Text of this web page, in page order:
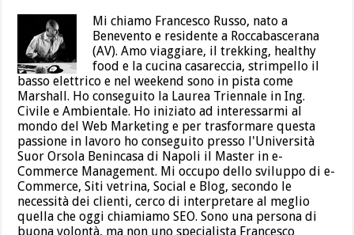
Mi chiamo Francesco Russo, nato a
Benevento e residente a Roccabascerana
(AV). Amo viaggiare, il trekking, healthy
food e la cucina casareccia, strimpello il
basso elettrico e nel weekend sono in pista come
Marshall. Ho conseguito la Laurea Triennale in Ing.
Civile e Ambientale. Ho iniziato ad interessarmi al
mondo del Web Marketing e per trasformare questa
passione in lavoro ho conseguito presso l'Università
Suor Orsola Benincasa di Napoli il Master in e-
Commerce Management. Mi occupo dello sviluppo di e-
Commerce, Siti vetrina, Social e Blog, secondo le
necessità dei clienti, cerco di interpretare al meglio
quella che oggi chiamiamo SEO. Sono una persona di
buona volontà, ma non uno specialista Francesco